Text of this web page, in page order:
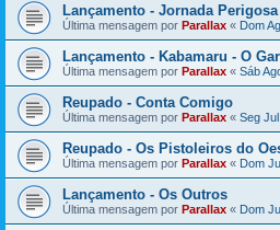
Lançamento - Jornada Perigosa
Última mensagem por Parallax « Dom
Lançamento - Kabamaru - O
Última mensagem por Parallax « Sáb
Reupado - Conta Comigo
Última mensagem por Parallax « Seg
Reupado - Os Pistoleiros do
Última mensagem por Parallax « Dom
Lançamento - Os Outros
Última mensagem por Parallax « Dom